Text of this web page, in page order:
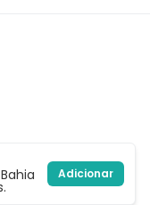
Adicionar